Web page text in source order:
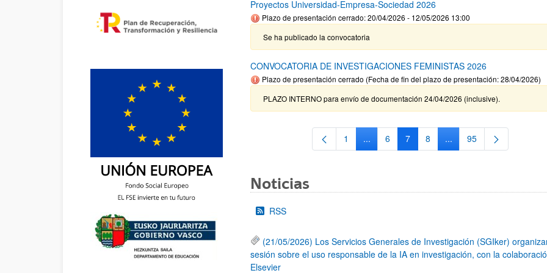
Proyectos Universidad-Empresa-Sociedad 2026
Plazo de presentación cerrado: 20/04/2026 - 12/05/2026 13:00
Se ha publicado la convocatoria
CONVOCATORIA DE INVESTIGACIONES FEMINISTAS 2026
Plazo de presentación cerrado (Fecha de fin del plazo de presentación: 28/04/2026)
PLAZO INTERNO para envío de documentación 24/04/2026 (inclusive).
Página
1 ...Páginas intermedias Use TAB para desplazarse.
Página
6 Página
7 Página
8 ...Páginas intermedias
Página
95
Noticias
RSS
(21/05/2026) Los Servicios Generales de Investigación (SGIker)
sesión sobre el uso responsable de la IA en investigación, con la
Elsevier